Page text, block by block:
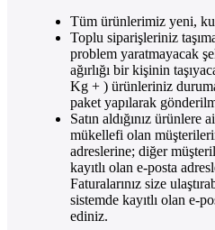
Tüm ürünlerimiz yeni,
Toplu siparişleriniz
problem yaratmayacak
ağırlığı bir kişinin
Kg + ) ürünleriniz
paket yapılarak
Satın aldığınız ürünlere
mükellefi olan
adreslerine; diğer
kayıtlı olan e-posta
Faturalarınız size
sistemde kayıtlı olan e-
ediniz.